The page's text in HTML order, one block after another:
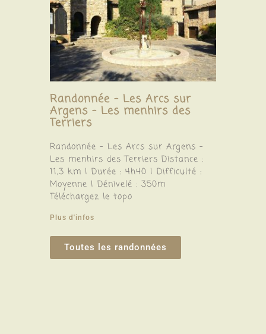
Randonnée – Les Arcs sur
Argens – Les menhirs des
Terriers
Randonnée – Les Arcs sur Argens –
Les menhirs des Terriers Distance :
11,3 km | Durée : 4h40 | Difficulté :
Moyenne | Dénivelé : 350m
Téléchargez le topo
Plus d'infos
Toutes les randonnées